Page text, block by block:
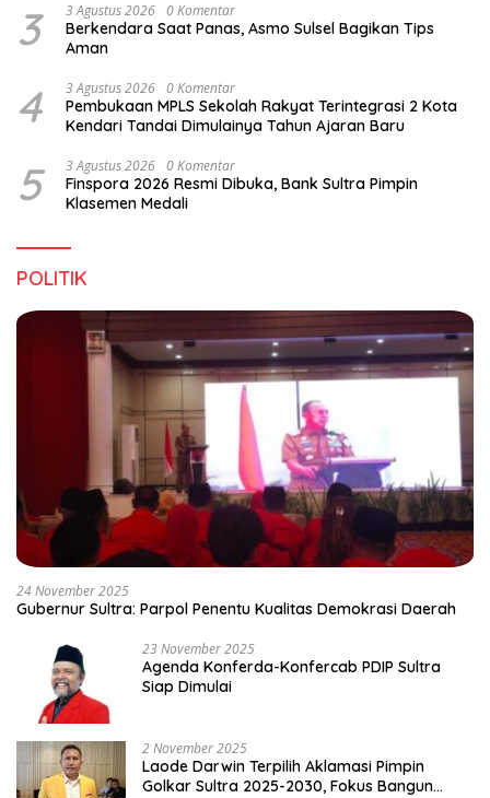
3 3 Agustus 2026 0 Komentar
Berkendara Saat Panas, Asmo Sulsel Bagikan Tips
Aman
4 3 Agustus 2026 0 Komentar
Pembukaan MPLS Sekolah Rakyat Terintegrasi 2 Kota
Kendari Tandai Dimulainya Tahun Ajaran Baru
5 3 Agustus 2026 0 Komentar
Finspora 2026 Resmi Dibuka, Bank Sultra Pimpin
Klasemen Medali
POLITIK
24 November 2025
Gubernur Sultra: Parpol Penentu Kualitas Demokrasi Daerah
23 November 2025
Agenda Konferda-Konfercab PDIP Sultra
Siap Dimulai
2 November 2025
Laode Darwin Terpilih Aklamasi Pimpin
Golkar Sultra 2025-2030, Fokus Bangun